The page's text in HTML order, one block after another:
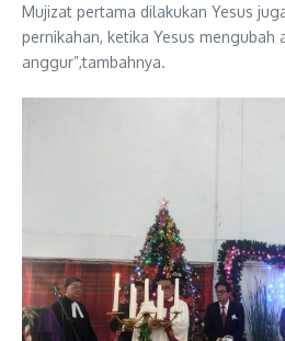
Mujizat pertama dilakukan Yesus
pernikahan, ketika Yesus mengubah
anggur”,tambahnya.